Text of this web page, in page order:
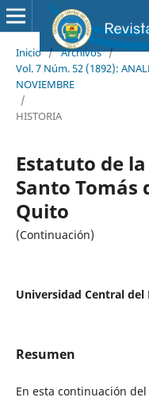
Inicio / Archivos /
Vol. 7 Núm. 52 (1892):
NOVIEMBRE
/
HISTORIA
Estatuto de
Santo Tomás
Quito
(Continuación)
Universidad Central del
Resumen
En esta continuación